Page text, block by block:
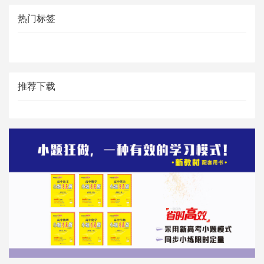
热门标签
推荐下载